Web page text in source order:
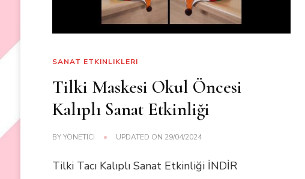
SANAT ETKINLIKLERI
Tilki Maskesi Okul Öncesi
Kalıplı Sanat Etkinliği
BYYÖNETICI UPDATED ON 29/04/2024
Tilki Tacı Kalıplı Sanat Etkinliği İNDİR